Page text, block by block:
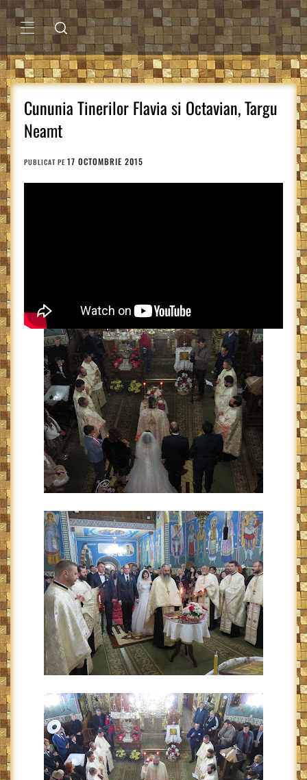
Sari
la
conținutMENIU
PRINCIPAL
Cununia Tinerilor Flavia si Octavian, Targu
Neamt
PUBLICAT PE 17 OCTOMBRIE 2015